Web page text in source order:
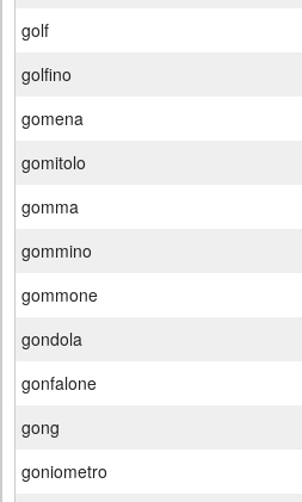
golf
golfino
gomena
gomitolo
gomma
gommino
gommone
gondola
gonfalone
gong
goniometro